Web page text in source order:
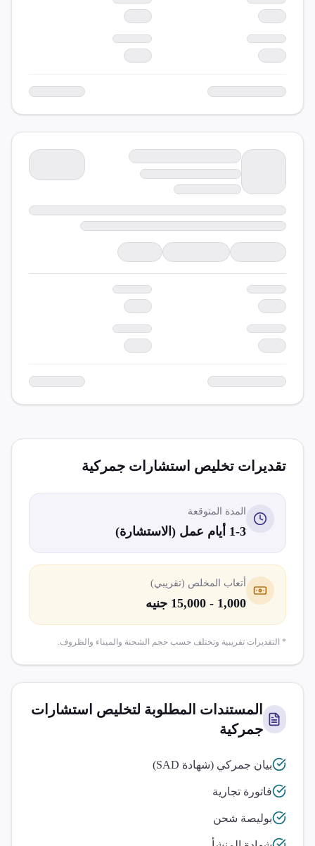
تقديرات تخليص استشارات جمركية
المدة المتوقعة
1-3 أيام عمل (الاستشارة)
أتعاب المخلص (تقريبي)
1,000 - 15,000 جنيه
* التقديرات تقريبية وتختلف حسب حجم الشحنة والميناء والظروف.
المستندات المطلوبة لتخليص استشارات
جمركية
بيان جمركي (شهادة SAD)
فاتورة تجارية
بوليصة شحن